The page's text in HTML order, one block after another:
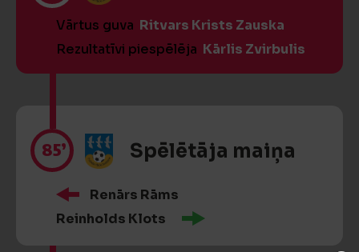
Vārtus guva Ritvars Krists Zauska
Rezultatīvi piespēlēja Kārlis Zvirbulis
85’ Spēlētāja maiņa
Renārs Rāms
Reinholds Klots